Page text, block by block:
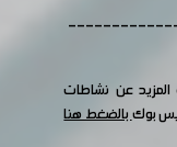
المزيد عن نشاطات
بوكبالضغط هنا